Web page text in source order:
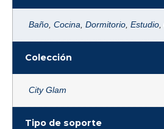
Baño Cocina Dormitorio Estudio
Colección
City Glam
Tipo de soporte